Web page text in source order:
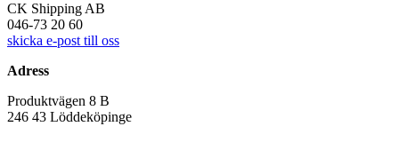
CK Shipping AB
046-73 20 60
skicka e-post till oss
Adress
Produktvägen 8 B
246 43 Löddeköpinge